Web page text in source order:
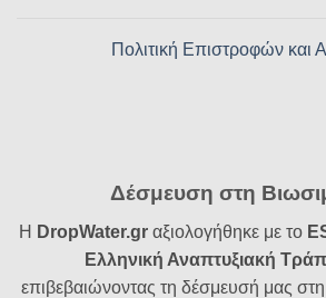
Πολιτική Επιστροφών και
Δέσμευση στη
Η DropWater.gr αξιολογήθηκε με το
Ελληνική Αναπτυξιακή
επιβεβαιώνοντας τη δέσμευσή μας